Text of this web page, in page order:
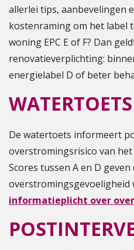
allerlei tips, aanbevelingen
kostenraming om het label
woning EPC E of F? Dan
renovatieverplichting:
energielabel D of beter
WATERTOETS
De watertoets informeert
overstromingsrisico van
Scores tussen A en D geven
overstromingsgevoeligheid
informatieplicht over